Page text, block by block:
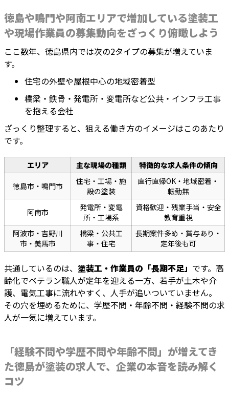
徳島や鳴門や阿南エリアで増加している塗装工
や現場作業員の募集動向をざっくり俯瞰しよう
ここ数年、徳島県内では次の2タイプの募集が増えていま
す。
住宅の外壁や屋根中心の地域密着型
橋梁・鉄骨・発電所・変電所など公共・インフラ工事
を抱える会社
ざっくり整理すると、狙える働き方のイメージはこのあたり
です。
エリア 主な現場の種類 特徴的な求人条件の傾向
徳島市・鳴門市
住宅・工場・施
設の塗装
直行直帰OK・地域密着・
転勤無
阿南市
発電所・変電
所・工場系
資格歓迎・残業手当・安全
教育重視
阿波市・吉野川
市・美馬市
橋梁・公共工
事・住宅
長期案件多め・賞与あり・
定年後も可
共通しているのは、 塗装工・作業員の「長期不足」 です。高
齢化でベテラン職人が定年を迎える一方、若手が土木や介
護、電気工事に流れやすく、人手が追いついていません。
その穴を埋めるために、学歴不問・年齢不問・経験不問の求
人が一気に増えています。
「経験不問や学歴不問や年齢不問」が増えてき
た徳島が塗装の求人で、企業の本音を読み解く
コツ